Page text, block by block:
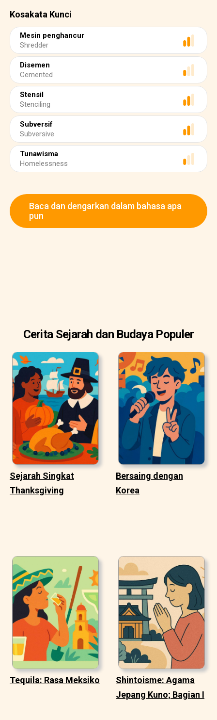
Kosakata Kunci
Mesin penghancur
Shredder
Disemen
Cemented
Stensil
Stenciling
Subversif
Subversive
Tunawisma
Homelessness
Baca dan dengarkan dalam bahasa apa
pun
Cerita Sejarah dan Budaya Populer
Sejarah Singkat
Thanksgiving
Bersaing dengan
Korea
Tequila: Rasa Meksiko
Shintoisme: Agama
Jepang Kuno; Bagian I